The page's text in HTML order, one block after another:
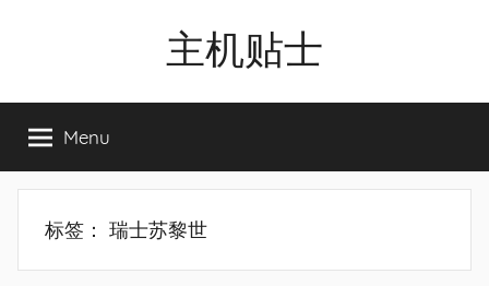
主机贴士
工|BandwagonHost
VPS|Vps|
主
荐
Menu
标签： 瑞士苏黎世